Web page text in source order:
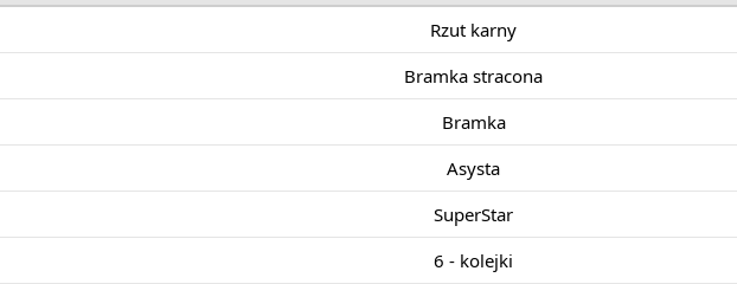
Rzut karny
Bramka stracona
Bramka
Asysta
SuperStar
6 - kolejki